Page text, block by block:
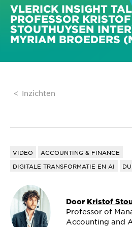
VLERICK INSIGHT
PROFESSOR KRISTOF
STOUTHUYSEN
MYRIAM BROEDERS
Inzichten
VIDEO
ACCOUNTING & FINANCE
DIGITALE TRANSFORMATIE EN AI
Door Kristof
Professor of
Accounting and